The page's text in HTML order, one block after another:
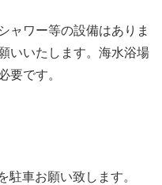
ャワー等の設備はありま
いいたします。海水浴場
要です。
車お願い致します。